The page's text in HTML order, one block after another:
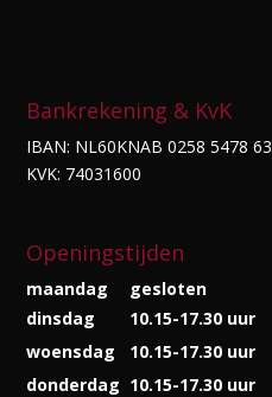
Bankrekening & KvK
IBAN: NL60KNAB 0258 5478 63
KVK: 74031600
Openingstijden
maandag
gesloten
dinsdag
10.15-17.30 uur
woensdag
10.15-17.30 uur
donderdag 10.15-17.30 uur